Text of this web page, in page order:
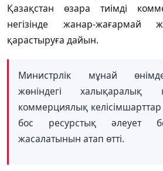
Қазақстан өзара тиімді
негізінде жанар-жағармай
қарастыруға дайын.
Министрлік мұнай
жөніндегі халықаралық
коммерциялық келісімшарттар
бос ресурстық әлеует
жасалатынын атап өтті.